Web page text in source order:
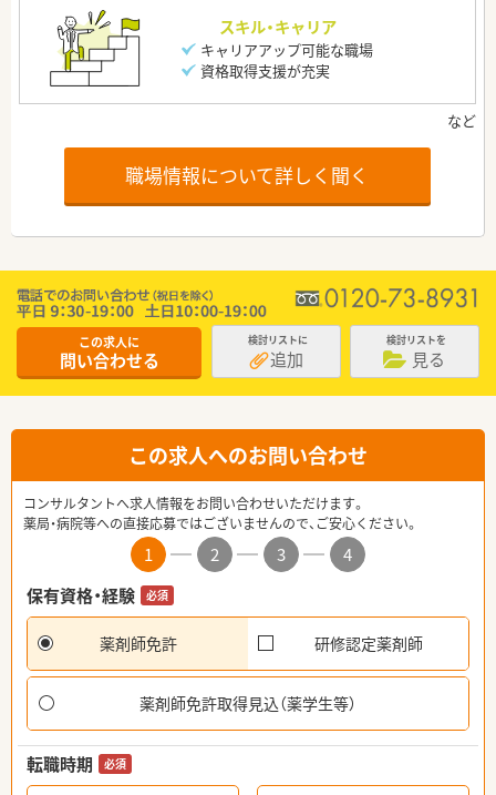
スキル・キャリア
キャリアアップ可能な職場
資格取得支援が充実
職場情報について詳しく聞く
この求人に
問い合わせる
検討リストに
追加
検討リストを
見る
この求人へのお問い合わせ
コンサルタントへ求人情報をお問い合わせいただけます。
薬局・病院等への直接応募ではございませんので、ご安心ください。
1 2 3
4
保有資格・経験
必須
薬剤師免許 研修認定薬剤師
薬剤師免許取得見込（薬学生等）
転職時期 必須